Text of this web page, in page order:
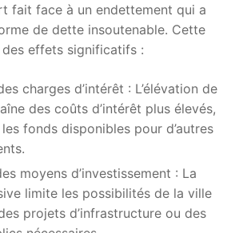
fait face à un endettement qui a
de dette insoutenable. Cette
effets significatifs :
charges d’intérêt : L’élévation de
des coûts d’intérêt plus élevés,
fonds disponibles pour d’autres
moyens d’investissement : La
limite les possibilités de la ville
projets d’infrastructure ou des